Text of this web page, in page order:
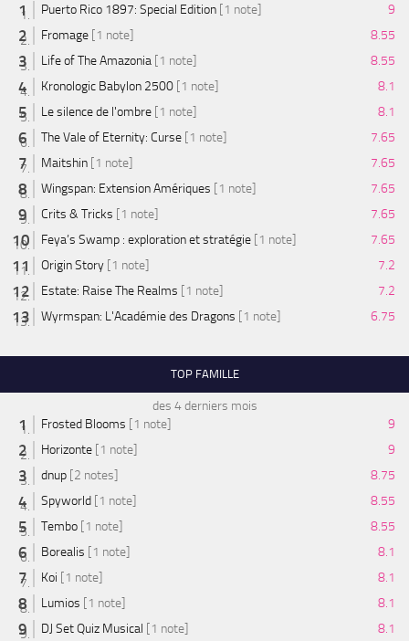
Puerto Rico 1897: Special Edition [1 note]
9
Fromage [1 note]
8.55
Life of The Amazonia [1 note]
8.55
Kronologic Babylon 2500 [1 note]
8.1
Le silence de l'ombre [1 note]
8.1
The Vale of Eternity: Curse [1 note]
7.65
Maitshin [1 note]
7.65
Wingspan: Extension Amériques [1 note]
7.65
Crits & Tricks [1 note]
7.65
Feya’s Swamp : exploration et stratégie [1 note]
7.65
Origin Story [1 note]
7.2
Estate: Raise The Realms [1 note]
7.2
Wyrmspan: L'Académie des Dragons [1 note] 6.75
TOP FAMILLE
des 4 derniers mois
Frosted Blooms [1 note]
9
Horizonte [1 note]
9
dnup [2 notes]
8.75
Spyworld [1 note]
8.55
Tembo [1 note]
8.55
Borealis [1 note]
8.1
Koi [1 note]
8.1
Lumios [1 note]
8.1
DJ Set Quiz Musical [1 note] 8.1